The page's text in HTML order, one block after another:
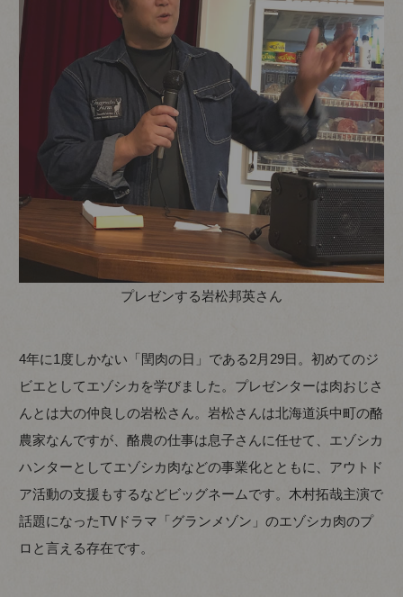
プレゼンする岩松邦英さん
4年に1度しかない「閏肉の日」である2月29日。初めてのジ
ビエとしてエゾシカを学びました。プレゼンターは肉おじさ
んとは大の仲良しの岩松さん。岩松さんは北海道浜中町の酪
農家なんですが、酪農の仕事は息子さんに任せて、エゾシカ
ハンターとしてエゾシカ肉などの事業化とともに、アウトド
ア活動の支援もするなどビッグネームです。木村拓哉主演で
話題になったTVドラマ「グランメゾン」のエゾシカ肉のプ
ロと言える存在です。